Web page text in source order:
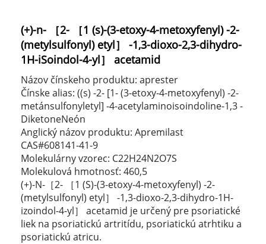
(+)-n- ［2- ［1 (s)-(3-etoxy-4-metoxyfenyl) -2-
(metylsulfonyl) etyl］ -1,3-dioxo-2,3-dihydro-
1H-iSoindol-4-yl］ acetamid
Názov čínskeho produktu: aprester
Čínske alias: ((s) -2- [1- (3-etoxy-4-metoxyfenyl) -2-
metánsulfonyletyl] -4-acetylaminoisoindoline-1,3 -
DiketoneNeón
Anglický názov produktu: Apremilast
CAS#608141-41-9
Molekulárny vzorec: C22H24N2O7S
Molekulová hmotnosť: 460,5
(+)-N-［2- ［1 (S)-(3-etoxy-4-metoxyfenyl) -2-
(metylsulfonyl) etyl］ -1,3-dioxo-2,3-dihydro-1H-
izoindol-4-yl］ acetamid je určený pre psoriatické
liek na psoriatickú artritídu, psoriatickú atrhtiku a
psoriatickú atricu.